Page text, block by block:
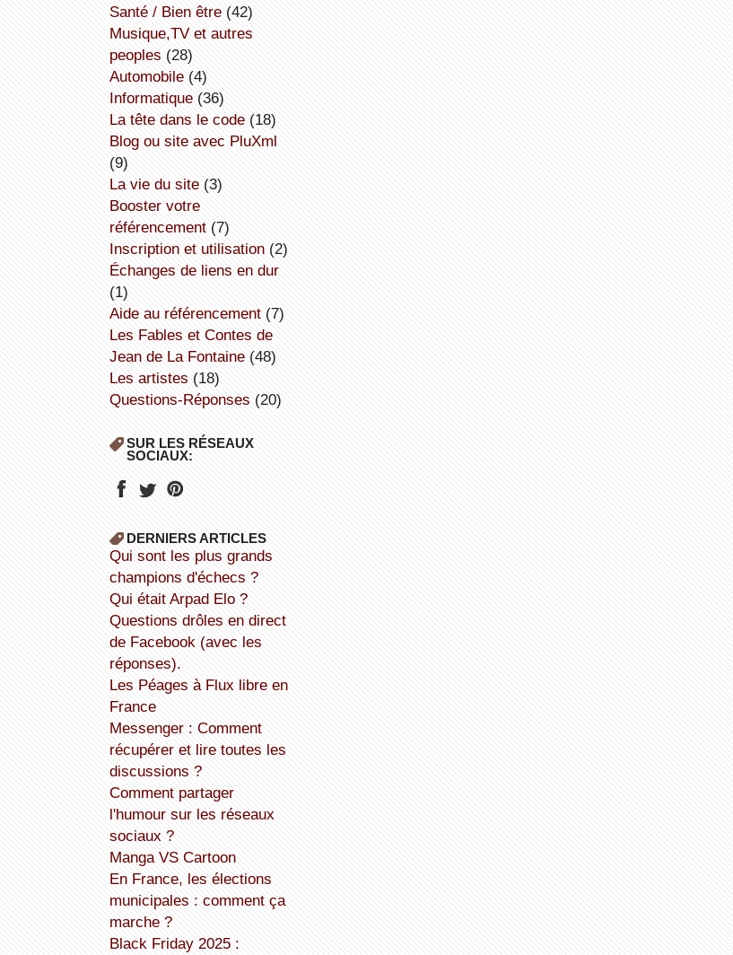
Santé / Bien être(42)
Musique,TV et autres
peoples (28)
Automobile(4)
informatique(36)
la tête dans le code(18)
Blog ou site avec PluXml
(9)
la vie du site(3)
booster votre
référencement(7)
inscription et utilisation(2)
échanges de liens en dur
(1)
aide au référencement(7)
Les Fables et Contes de
Jean de La Fontaine(48)
Les artistes (18)
Questions-Réponses (20)
SUR LES RÉSEAUX
SOCIAUX:
DERNIERS ARTICLES
Qui sont les plus grands
champions d'échecs ?
Qui était Arpad Elo ?
Questions drôles en direct
de Facebook (avec les
réponses).
Les Péages à Flux libre en
France
Messenger : Comment
récupérer et lire toutes les
discussions ?
Comment partager
l'humour sur les réseaux
sociaux ?
Manga VS Cartoon
En France, les élections
municipales : comment ça
marche ?
Black Friday 2025 :